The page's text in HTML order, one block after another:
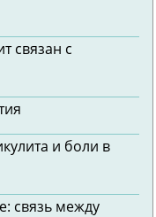
связан с
и боли в
связь между